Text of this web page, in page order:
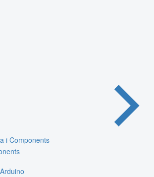
i Components